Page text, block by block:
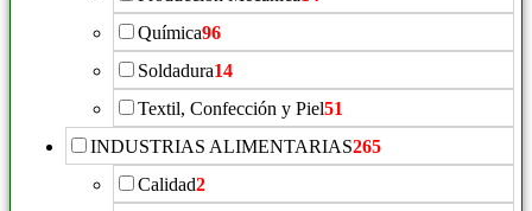
Química96
Soldadura14
Textil, Confección y Piel51
INDUSTRIAS ALIMENTARIAS265
Calidad2